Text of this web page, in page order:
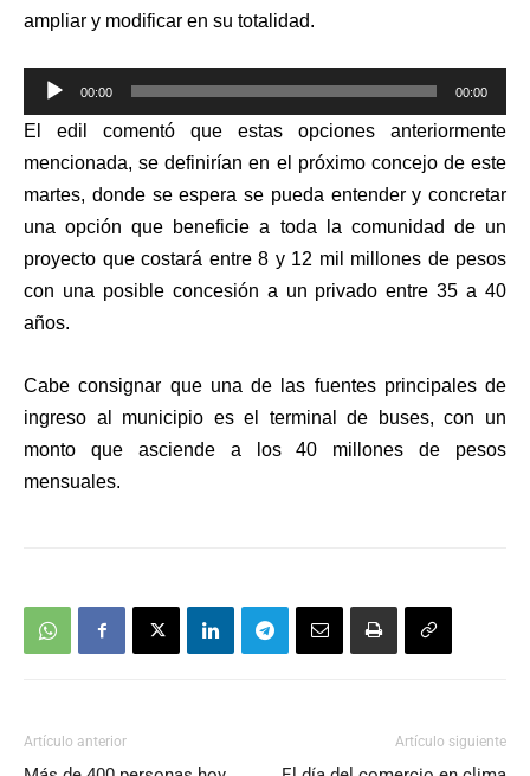
ampliar y modificar en su totalidad.
Reproductor
de
audio
00:00 00:00
El edil comentó que estas opciones anteriormente
mencionada, se definirían en el próximo concejo de este
martes, donde se espera se pueda entender y concretar
una opción que beneficie a toda la comunidad de un
proyecto que costará entre 8 y 12 mil millones de pesos
con una posible concesión a un privado entre 35 a 40
años.
Cabe consignar que una de las fuentes principales de
ingreso al municipio es el terminal de buses, con un
monto que asciende a los 40 millones de pesos
mensuales.
Artículo anterior Artículo siguiente